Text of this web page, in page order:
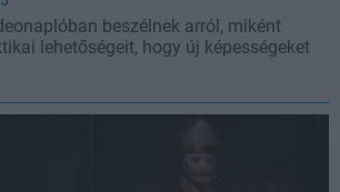
beszélnek arról, miként
lehetőségeit, hogy új képességeket